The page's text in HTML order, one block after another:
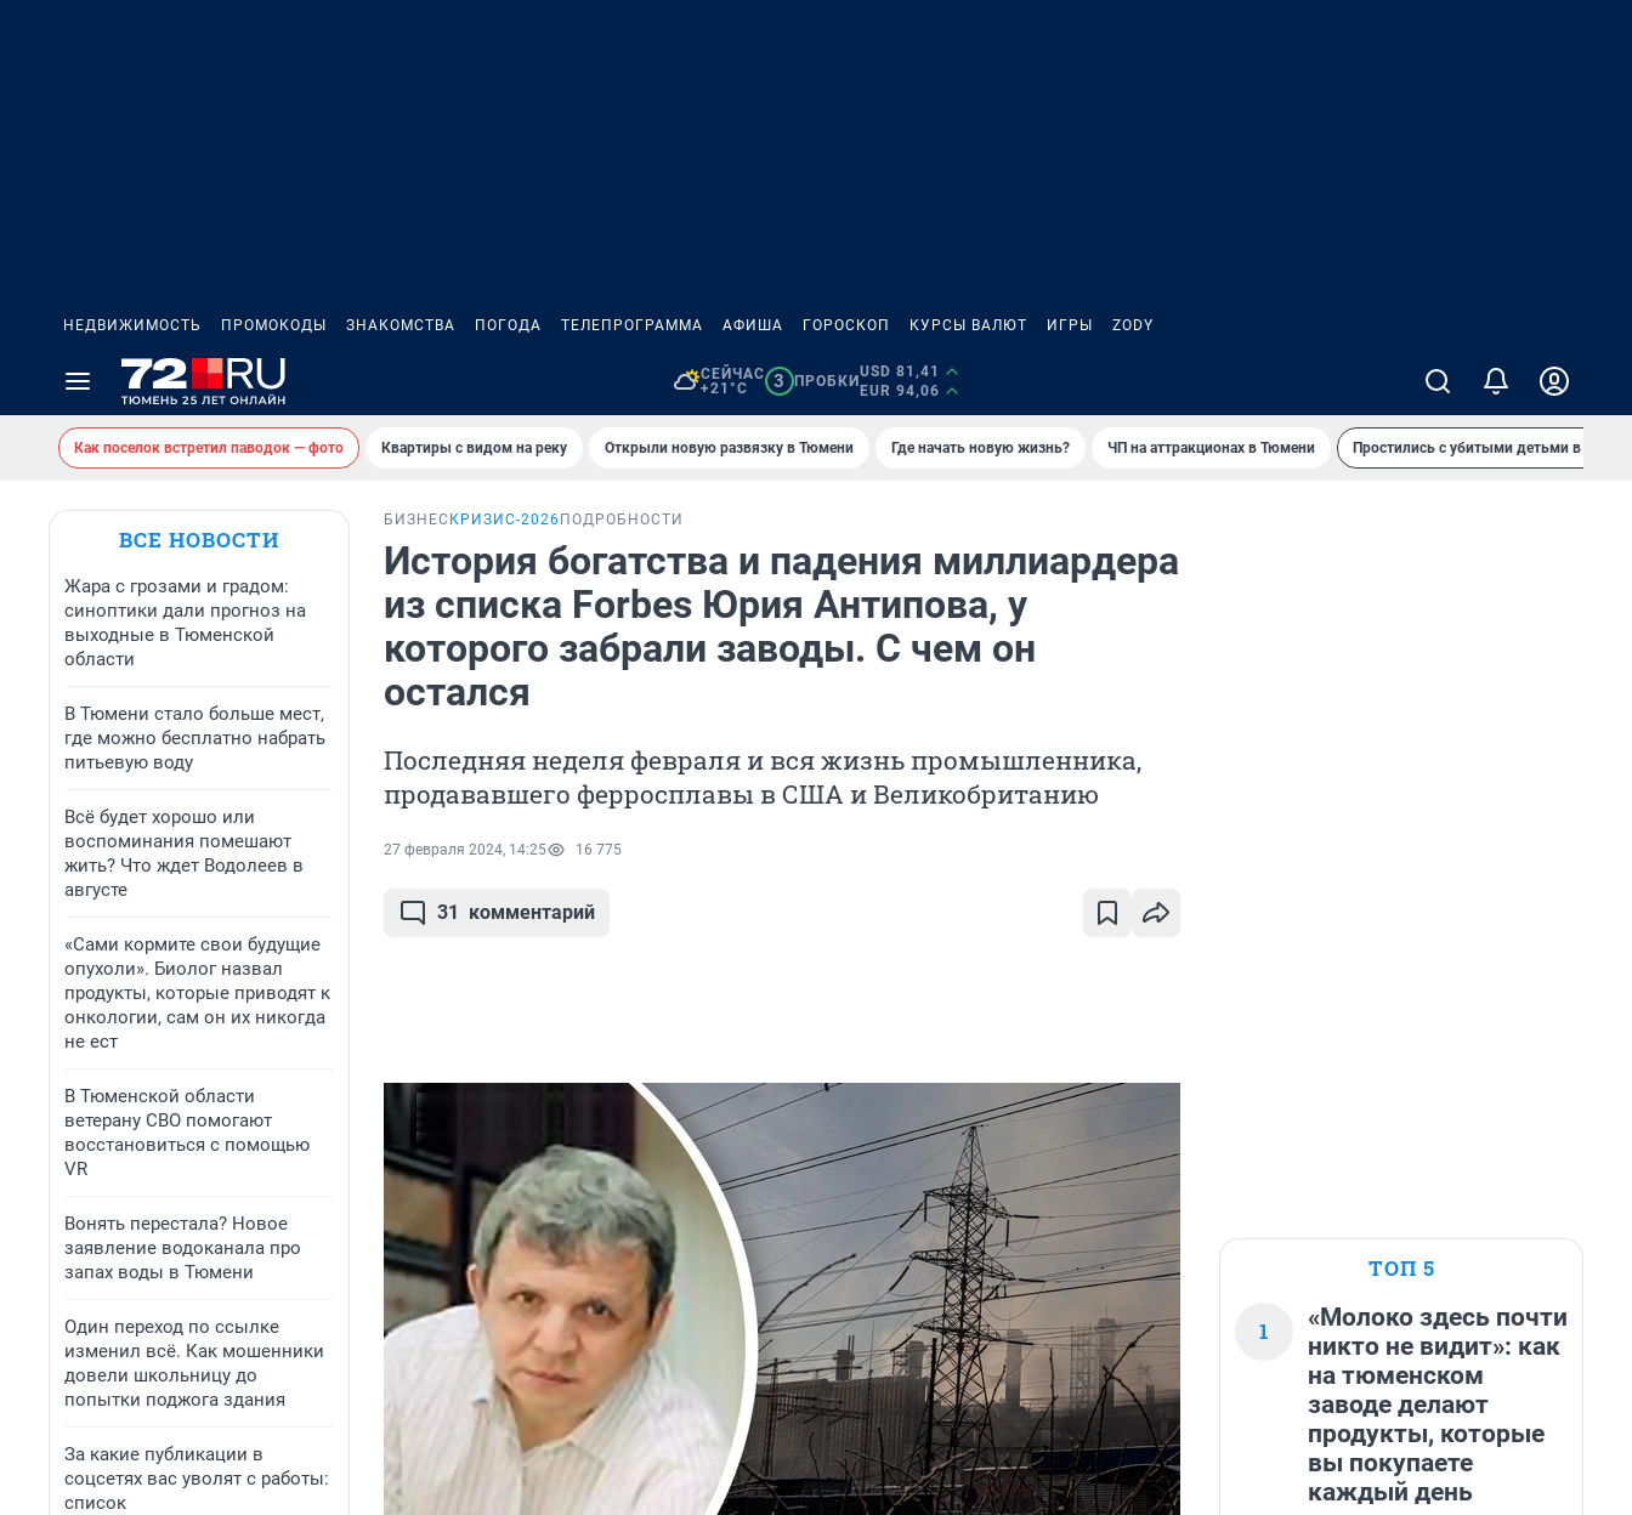
НЕДВИЖИМОСТЬ ПРОМОКОДЫ ЗНАКОМСТВА ПОГОДА ТЕЛЕПРОГРАММА АФИША ГОРОСКОП КУРСЫ ВАЛЮТ ИГРЫ ZODY
СЕЙЧАС
+21°C
3 ПРОБКИ
USD 81,41
EUR 94,06
Как поселок встретил паводок — фото Квартиры с видом на реку Открыли новую развязку в Тюмени Где начать новую жизнь? ЧП на аттракционах в Тюмени Простились с убитыми детьми в
ВСЕ НОВОСТИ
Жара с грозами и градом:
синоптики дали прогноз на
выходные в Тюменской
области
В Тюмени стало больше мест,
где можно бесплатно набрать
питьевую воду
Всё будет хорошо или
воспоминания помешают
жить? Что ждет Водолеев в
августе
«Сами кормите свои будущие
опухоли». Биолог назвал
продукты, которые приводят к
онкологии, сам он их никогда
не ест
В Тюменской области
ветерану СВО помогают
восстановиться с помощью
VR
Вонять перестала? Новое
заявление водоканала про
запах воды в Тюмени
Один переход по ссылке
изменил всё. Как мошенники
довели школьницу до
попытки поджога здания
За какие публикации в
соцсетях вас уволят с работы:
список
БИЗНЕС КРИЗИС-2026 ПОДРОБНОСТИ
История богатства и падения миллиардера
из списка Forbes Юрия Антипова, у
которого забрали заводы. С чем он
остался
Последняя неделя февраля и вся жизнь промышленника,
продававшего ферросплавы в США и Великобританию
27 февраля 2024, 14:25 16 775
31 комментарий
ТОП 5
1
«Молоко здесь почти
никто не видит»: как
на тюменском
заводе делают
продукты, которые
вы покупаете
каждый день